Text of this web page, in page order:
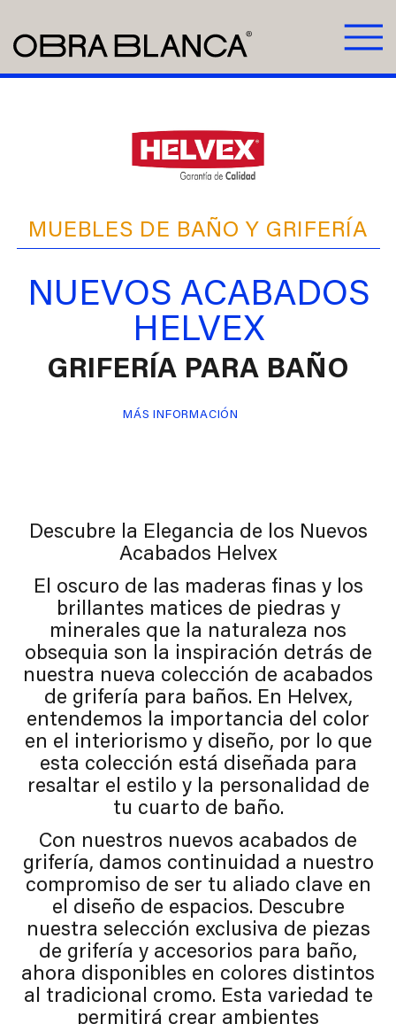
MUEBLES DE BAÑO Y GRIFERÍA
NUEVOS ACABADOS
HELVEX
GRIFERÍA PARA BAÑO
MÁS INFORMACIÓN
Descubre la Elegancia de los Nuevos
Acabados Helvex
El oscuro de las maderas finas y los
brillantes matices de piedras y
minerales que la naturaleza nos
obsequia son la inspiración detrás de
nuestra nueva colección de acabados
de grifería para baños. En Helvex,
entendemos la importancia del color
en el interiorismo y diseño, por lo que
esta colección está diseñada para
resaltar el estilo y la personalidad de
tu cuarto de baño.
Con nuestros nuevos acabados de
grifería, damos continuidad a nuestro
compromiso de ser tu aliado clave en
el diseño de espacios. Descubre
nuestra selección exclusiva de piezas
de grifería y accesorios para baño,
ahora disponibles en colores distintos
al tradicional cromo. Esta variedad te
permitirá crear ambientes